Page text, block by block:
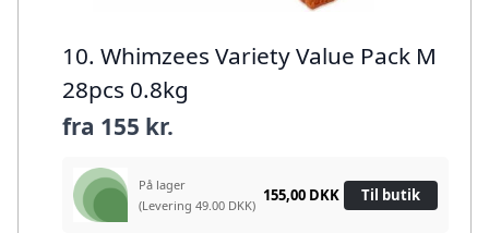
10. Whimzees Variety Value Pack M
28pcs 0.8kg
fra 155 kr.
På lager
(Levering 49.00 DKK)
155,00 DKK Til butik